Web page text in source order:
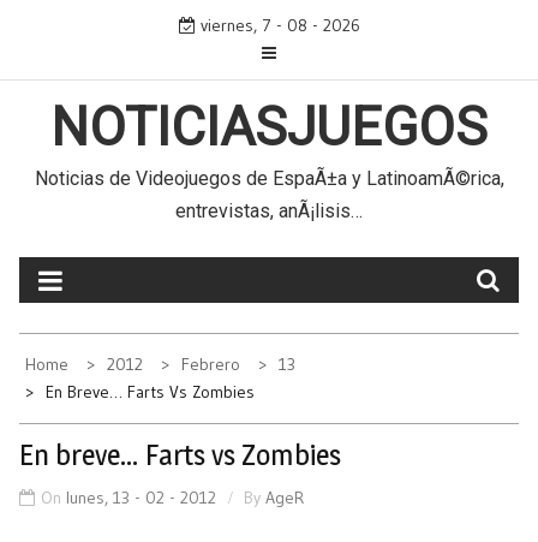
content
viernes, 7 - 08 - 2026
NOTICIASJUEGOS
Noticias de Videojuegos de EspaÃ±a y LatinoamÃ©rica,
entrevistas, anÃ¡lisis…
Home 2012 Febrero
13
En Breve… Farts Vs Zombies
En breve… Farts vs Zombies
On lunes, 13 - 02 - 2012 By AgeR